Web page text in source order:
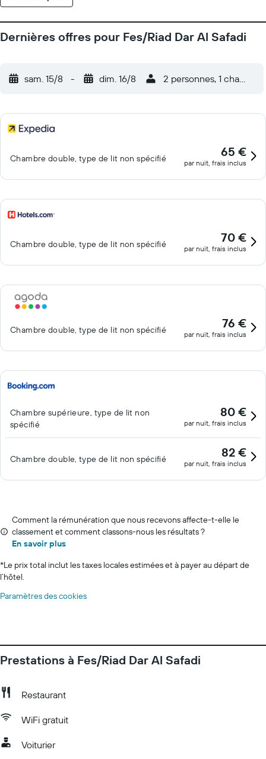
Dernières offres pour Fes/Riad Dar Al Safadi
sam. 15/8 - dim. 16/8 2 personnes, 1 chambre
Chambre double, type de lit non spécifié 65 €
par nuit, frais inclus
Chambre double, type de lit non spécifié 70 €
par nuit, frais inclus
Chambre double, type de lit non spécifié 76 €
par nuit, frais inclus
Chambre supérieure, type de lit non
spécifié
80 €
par nuit, frais inclus
Chambre double, type de lit non spécifié 82 €
par nuit, frais inclus
Comment la rémunération que nous recevons affecte-t-elle le
classement et comment classons-nous les résultats ?
En savoir plus
*Le prix total inclut les taxes locales estimées et à payer au départ de
l’hôtel.
Paramètres des cookies
Prestations à Fes/Riad Dar Al Safadi
Restaurant
WiFi gratuit
Voiturier